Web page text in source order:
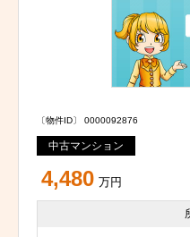
〔物件ID〕 0000092876
中古マンション
4,480 万円